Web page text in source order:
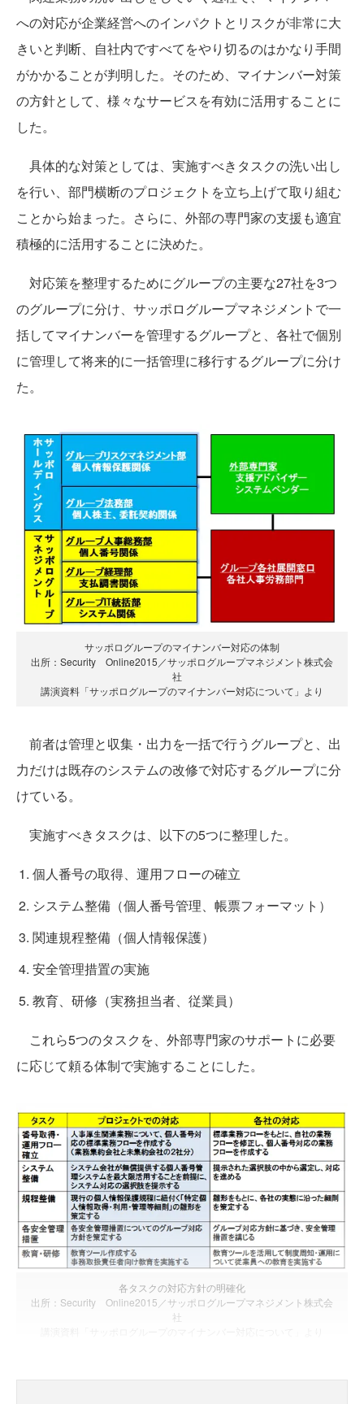
への対応が企業経営へのインパクトとリスクが非常に大
きいと判断、自社内ですべてをやり切るのはかなり手間
がかかることが判明した。そのため、マイナンバー対策
の方針として、様々なサービスを有効に活用することに
した。
具体的な対策としては、実施すべきタスクの洗い出し
を行い、部門横断のプロジェクトを立ち上げて取り組む
ことから始まった。さらに、外部の専門家の支援も適宜
積極的に活用することに決めた。
対応策を整理するためにグループの主要な27社を3つ
のグループに分け、サッポログループマネジメントで一
括してマイナンバーを管理するグループと、各社で個別
に管理して将来的に一括管理に移行するグループに分け
た。
サッポログループのマイナンバー対応の体制
出所：Security Online2015／サッポログループマネジメント株式会
社
講演資料「サッポログループのマイナンバー対応について」より
前者は管理と収集・出力を一括で行うグループと、出
力だけは既存のシステムの改修で対応するグループに分
けている。
実施すべきタスクは、以下の5つに整理した。
個人番号の取得、運用フローの確立
システム整備（個人番号管理、帳票フォーマット）
関連規程整備（個人情報保護）
安全管理措置の実施
教育、研修（実務担当者、従業員）
これら5つのタスクを、外部専門家のサポートに必要
に応じて頼る体制で実施することにした。
各タスクの対応方針の明確化
出所：Security Online2015／サッポログループマネジメント株式会
社